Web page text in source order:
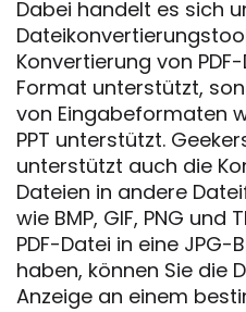
Dabei handelt es sich
Konvertierung von
Format unterstützt,
von Eingabeformaten
PPT unterstützt.
unterstützt auch die
Dateien in andere
wie BMP, GIF, PNG und
PDF-Datei in eine
haben, können Sie die
Anzeige an einem